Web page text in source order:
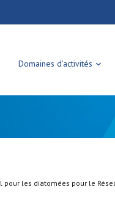
Domaines d’activités
les diatomées pour le